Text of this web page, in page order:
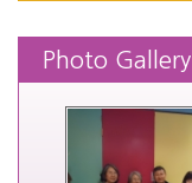
Photo Gallery